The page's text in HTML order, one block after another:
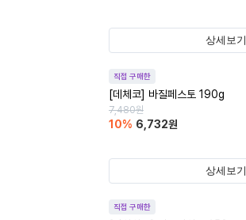
상세보기
직접 구매한
[데체코] 바질페스토 190g
7,480원
10% 6,732원
상세보기
직접 구매한